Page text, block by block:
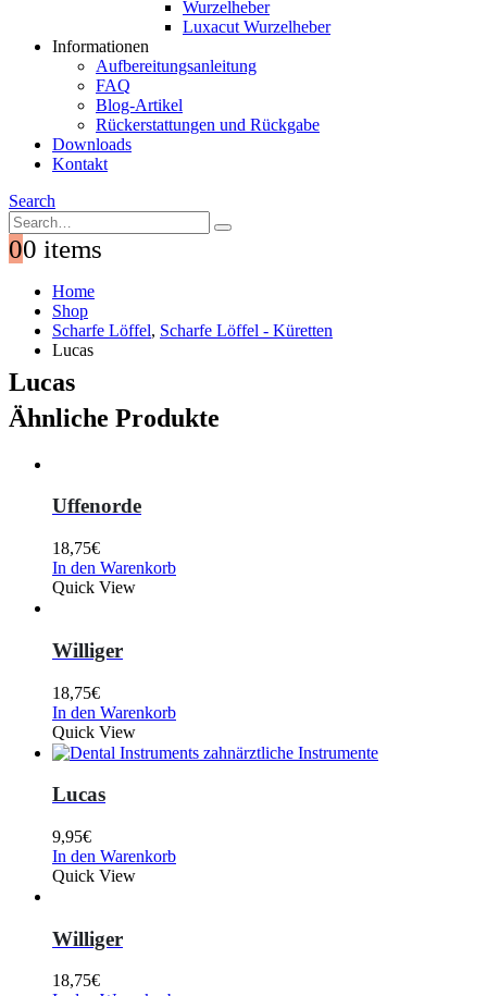
Wurzelheber
Luxacut Wurzelheber
Informationen
Aufbereitungsanleitung
FAQ
Blog-Artikel
Rückerstattungen und Rückgabe
Downloads
Kontakt
Search
00 items
Home
Shop
Scharfe Löffel, Scharfe Löffel - Küretten
Lucas
Lucas
Ähnliche Produkte
Uffenorde
18,75€
In den Warenkorb
Quick View
Williger
18,75€
In den Warenkorb
Quick View
Lucas
9,95€
In den Warenkorb
Quick View
Williger
18,75€